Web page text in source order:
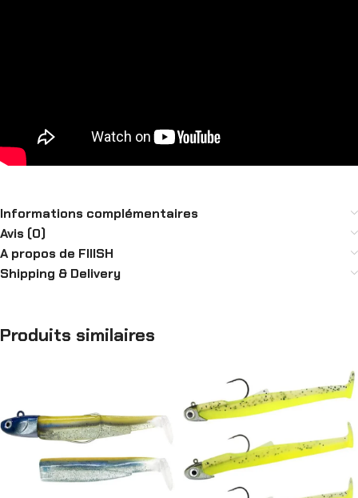
Informations complémentaires
Avis (0)
A propos de FIIISH
Shipping & Delivery
Produits similaires